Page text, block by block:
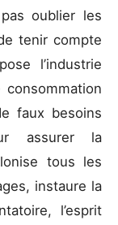
oublier les
tenir compte
l’industrie
faux besoins
assurer la
tous les
instaure la
l’esprit